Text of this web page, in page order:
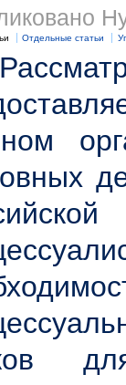
Отдельные статьи